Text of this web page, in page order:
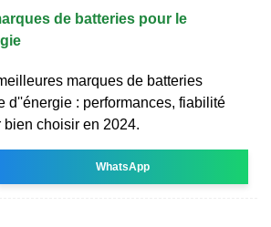
de batteries pour le
marques de batteries
d''énergie : performances, fiabilité
choisir en 2024.
WhatsApp